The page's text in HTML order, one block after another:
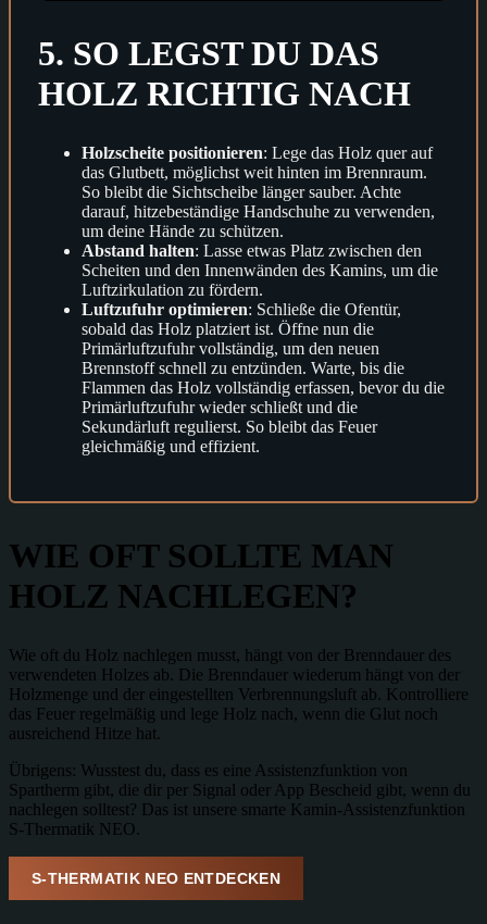
5. SO LEGST DU DAS
HOLZ RICHTIG NACH
Holzscheite positionieren: Lege das Holz quer auf
das Glutbett, möglichst weit hinten im Brennraum.
So bleibt die Sichtscheibe länger sauber. Achte
darauf, hitzebeständige Handschuhe zu verwenden,
um deine Hände zu schützen.
Abstand halten: Lasse etwas Platz zwischen den
Scheiten und den Innenwänden des Kamins, um die
Luftzirkulation zu fördern.
Luftzufuhr optimieren: Schließe die Ofentür,
sobald das Holz platziert ist. Öffne nun die
Primärluftzufuhr vollständig, um den neuen
Brennstoff schnell zu entzünden. Warte, bis die
Flammen das Holz vollständig erfassen, bevor du die
Primärluftzufuhr wieder schließt und die
Sekundärluft regulierst. So bleibt das Feuer
gleichmäßig und effizient.
WIE OFT SOLLTE MAN
HOLZ NACHLEGEN?
Wie oft du Holz nachlegen musst, hängt von der Brenndauer des
verwendeten Holzes ab. Die Brenndauer wiederum hängt von der
Holzmenge und der eingestellten Verbrennungsluft ab. Kontrolliere
das Feuer regelmäßig und lege Holz nach, wenn die Glut noch
ausreichend Hitze hat.
Übrigens: Wusstest du, dass es eine Assistenzfunktion von
Spartherm gibt, die dir per Signal oder App Bescheid gibt, wenn du
nachlegen solltest? Das ist unsere smarte Kamin-Assistenzfunktion
S-Thermatik NEO.
S-THERMATIK NEO ENTDECKEN